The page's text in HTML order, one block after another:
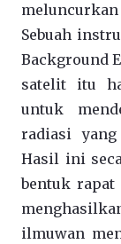
Sebuah
Background
satelit itu
untuk
radiasi
Hasil ini
bentuk rapat
ilmuwan